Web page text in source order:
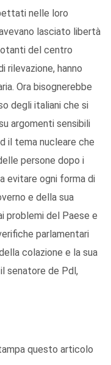
nelle loro
lasciato libertà
del centro
hanno
Ora bisognerebbe
degli italiani che si
argomenti sensibili
il tema nucleare che
persone dopo i
evitare ogni forma di
e della sua
problemi del Paese e
parlamentari
colazione e la sua
senatore de Pdl,
questo articolo